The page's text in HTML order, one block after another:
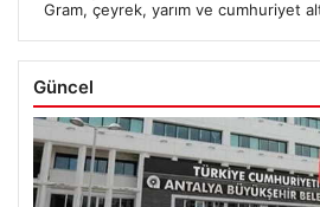
Gram, çeyrek, yarım ve cumhuriyet
Güncel